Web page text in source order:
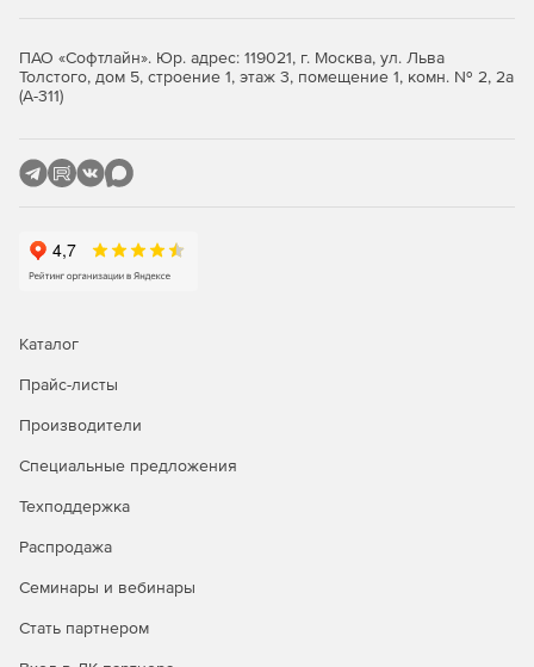
ПАО «Софтлайн». Юр. адрес: 119021, г. Москва, ул. Льва
Толстого, дом 5, строение 1, этаж 3, помещение 1, комн. № 2, 2а
(А-311)
Каталог
Прайс-листы
Производители
Специальные предложения
Техподдержка
Распродажа
Семинары и вебинары
Стать партнером